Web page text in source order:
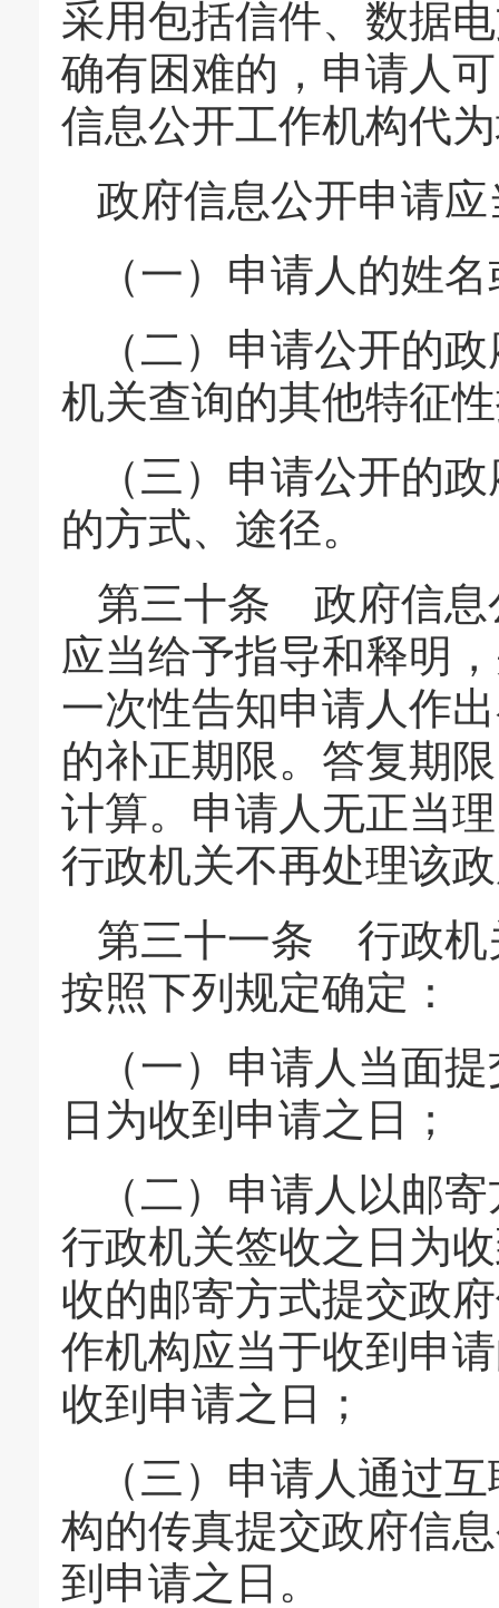
采用包括信件、数据
确有困难的，申请人
信息公开工作机构代
政府信息公开申请
（一）申请人的姓
（二）申请公开的
机关查询的其他特征
（三）申请公开的
的方式、途径。
第三十条 政府信息
应当给予指导和释明
一次性告知申请人作
的补正期限。答复期
计算。申请人无正当
行政机关不再处理该
第三十一条 行政机
按照下列规定确定：
（一）申请人当面
日为收到申请之日；
（二）申请人以邮
行政机关签收之日为
收的邮寄方式提交政
作机构应当于收到申
收到申请之日；
（三）申请人通过
构的传真提交政府信
到申请之日。